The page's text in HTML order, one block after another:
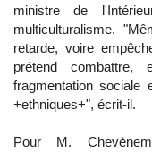
ministre de
multiculturalisme.
retarde, voire
prétend
fragmentation sociale
+ethniques+", écrit-il.
Pour M.